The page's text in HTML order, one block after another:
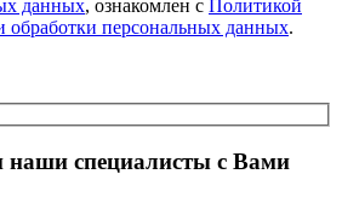
данных, ознакомлен с Политикой
обработки персональных данных.
наши специалисты с Вами